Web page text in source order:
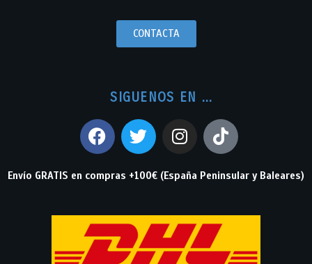
CONTACTA
SIGUENOS EN ...
Envío GRATIS en compras +100€ (España Peninsular y Baleares)